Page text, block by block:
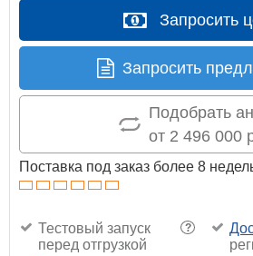
Запросить
Запросить
Подобрать
от 2 496 000
Поставка под заказ более 8
?
Тестовый запуск
перед отгрузкой